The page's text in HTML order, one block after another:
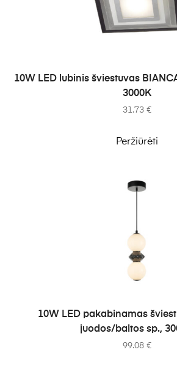
Į KREPŠELĮ
10W LED lubinis šviestuvas
3000K
31.73 €
Peržiūrėti
Į KREPŠELĮ
10W LED pakabinamas
juodos/baltos sp.,
99.08 €